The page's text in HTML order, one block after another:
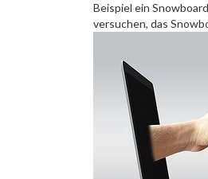
Beispiel ein
versuchen, das